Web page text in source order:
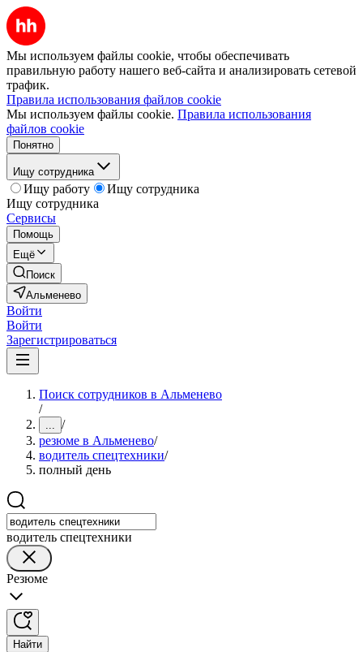
Мы используем файлы cookie, чтобы обеспечивать
правильную работу нашего веб-сайта и анализировать сетевой
трафик.
Правила использования файлов cookie
Мы используем файлы cookie. Правила использования
файлов cookie
Понятно
Ищу сотрудника
Ищу работу
Ищу сотрудника
Ищу сотрудника
Сервисы
Помощь
Ещё
Поиск
Альменево
Войти
Войти
Зарегистрироваться
Поиск сотрудников в Альменево
/
... /
резюме в Альменево/
водитель спецтехники/
полный день
водитель спецтехники
Резюме
Найти